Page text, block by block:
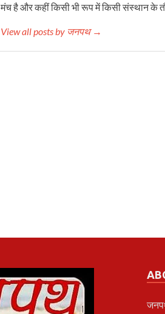
मंच है और कहीं किसी भी रूप में किसी संस्थान के
View all posts by जनपथ →